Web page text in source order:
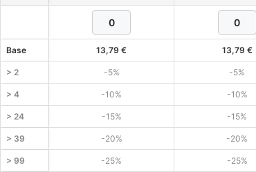
Base 13,79 € 13,79 €
> 2 -5% -5%
> 4 -10% -10%
> 24 -15% -15%
> 39 -20% -20%
> 99 -25% -25%